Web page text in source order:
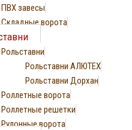
ПВХ завесы
Складные ворота
Рольставни
Рольставни АЛЮТЕХ
Рольставни Дорхан
Роллетные ворота
Роллетные решетки
Рулонные ворота